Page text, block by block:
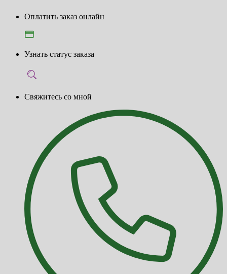
Оплатить заказ онлайн
Узнать статус заказа
Свяжитесь со мной